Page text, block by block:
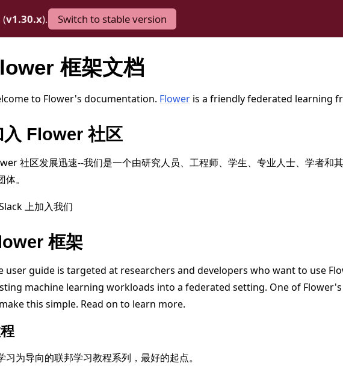
(v1.30.x). Switch to stable version
框架文档
to Flower's documentation. Flower is a friendly federated learning
入 Flower 社区
社区发展迅速--我们是一个由研究人员、工程师、学生、专业人士、学者和
体。
上加入我们
框架
user guide is targeted at researchers and developers who want to use
machine learning workloads into a federated setting. One of
this simple. Read on to learn more.
习为导向的联邦学习教程系列，最好的起点。